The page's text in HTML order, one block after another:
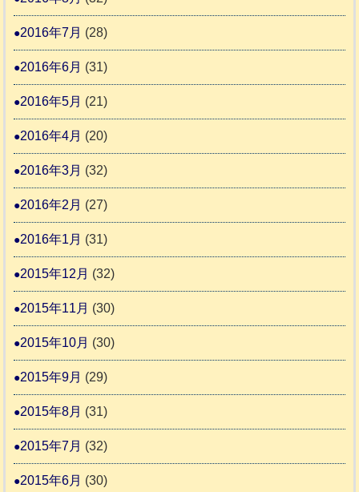
2016年7月 (28)
2016年6月 (31)
2016年5月 (21)
2016年4月 (20)
2016年3月 (32)
2016年2月 (27)
2016年1月 (31)
2015年12月 (32)
2015年11月 (30)
2015年10月 (30)
2015年9月 (29)
2015年8月 (31)
2015年7月 (32)
2015年6月 (30)